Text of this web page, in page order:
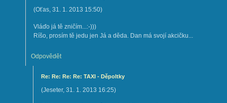
(Oťas, 31. 1. 2013 15:50)
Vláďo já tě zničím...:-)))
Ríšo, prosím tě jedu jen Já a děda. Dan má svojí akcičku...
Odpovědět
Re: Re: Re: Re: TAXI - Děpoltky
(Jeseter, 31. 1. 2013 16:25)